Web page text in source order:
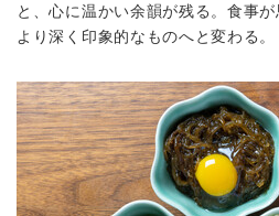
と、心に温かい余韻が残る。食事
より深く印象的なものへと変わる。